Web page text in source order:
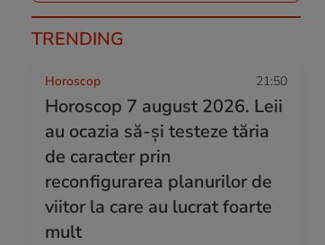
TRENDING
Horoscop 21:50
Horoscop 7 august 2026. Leii
au ocazia să-și testeze tăria
de caracter prin
reconfigurarea planurilor de
viitor la care au lucrat foarte
mult